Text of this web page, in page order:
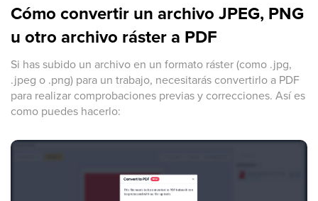
Cómo convertir un archivo JPEG, PNG
u otro archivo ráster a PDF
Si has subido un archivo en un formato ráster (como .jpg,
.jpeg o .png) para un trabajo, necesitarás convertirlo a PDF
para realizar comprobaciones previas y correcciones. Así es
como puedes hacerlo: